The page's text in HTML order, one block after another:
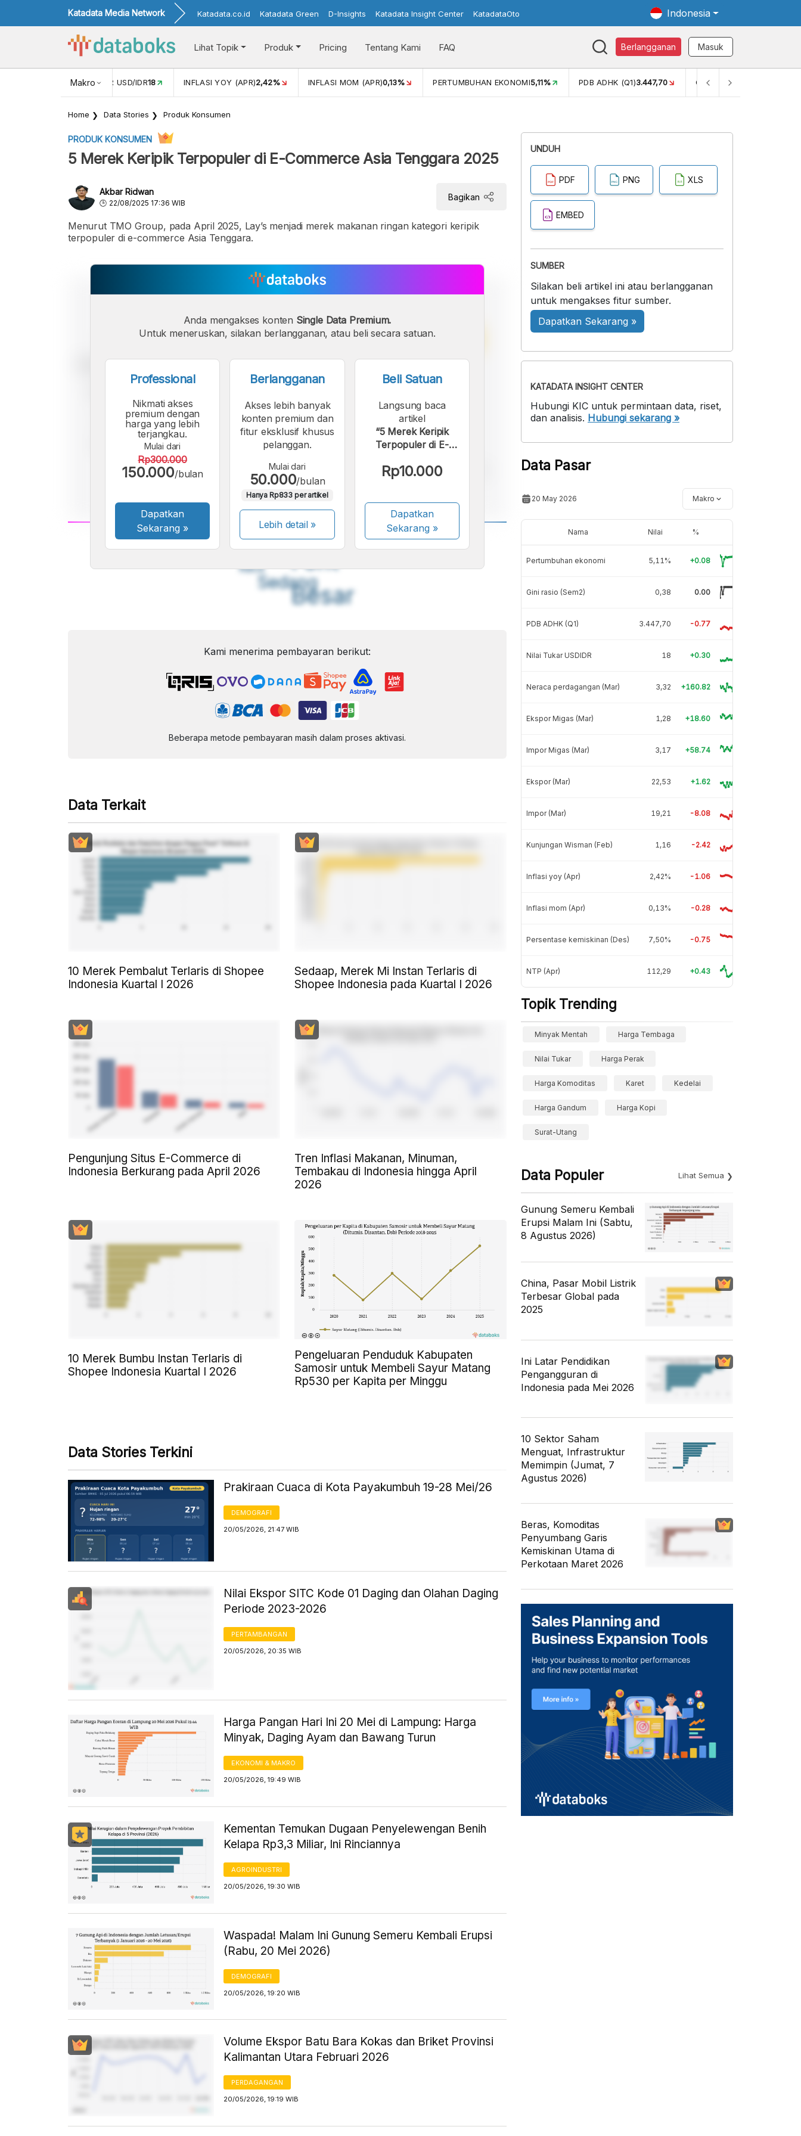
Katadata Media Network Katadata.co.id Katadata Green D-Insights Katadata Insight Center KatadataOto Indonesia
Lihat Topik Produk Pricing Tentang Kami FAQ Berlangganan Masuk
Makro
NILAI TUKAR USD/IDR18 INFLASI YOY (APR)2,42% INFLASI MOM (APR)0,13% PERTUMBUHAN EKONOMI5,11% PDB ADHK (Q1)3.447,70 GINI RASIO (SEM2)
Home Data Stories Produk Konsumen
PRODUK KONSUMEN
5 Merek Keripik Terpopuler di E-Commerce Asia Tenggara 2025
Akbar Ridwan
22/08/2025 17:36 WIB
Bagikan
Menurut TMO Group, pada April 2025, Lay’s menjadi merek makanan ringan kategori keripik
terpopuler di e-commerce Asia Tenggara.
A
Font
Kecil
A
Sedang
A
Besar
Anda mengakses konten Single Data Premium.
Untuk meneruskan, silakan berlangganan, atau beli secara satuan.
Professional
Nikmati akses
premium dengan
harga yang lebih
terjangkau.
Mulai dari
Rp300.000
150.000/bulan
Dapatkan
Sekarang »
Berlangganan
Akses lebih banyak
konten premium dan
fitur eksklusif khusus
pelanggan.
Mulai dari
50.000/bulan
Hanya Rp833 per artikel
Lebih detail »
Beli Satuan
Langsung baca
artikel
“5 Merek Keripik
Terpopuler di E-
Tenggara 2025”.
Rp10.000
Dapatkan
Sekarang»
Kami menerima pembayaran berikut:
Beberapa metode pembayaran masih dalam proses aktivasi.
Data Terkait
10 Merek Pembalut Terlaris di Shopee
Indonesia Kuartal I 2026
Sedaap, Merek Mi Instan Terlaris di
Shopee Indonesia pada Kuartal I 2026
Pengunjung Situs E-Commerce di
Indonesia Berkurang pada April 2026
Tren Inflasi Makanan, Minuman,
Tembakau di Indonesia hingga April
2026
10 Merek Bumbu Instan Terlaris di
Shopee Indonesia Kuartal I 2026
Pengeluaran Penduduk Kabupaten
Samosir untuk Membeli Sayur Matang
Rp530 per Kapita per Minggu
Data Stories Terkini
Prakiraan Cuaca di Kota Payakumbuh 19-28 Mei/26
DEMOGRAFI
20/05/2026, 21:47 WIB
Nilai Ekspor SITC Kode 01 Daging dan Olahan Daging
Periode 2023-2026
PERTAMBANGAN
20/05/2026, 20:35 WIB
Harga Pangan Hari Ini 20 Mei di Lampung: Harga
Minyak, Daging Ayam dan Bawang Turun
EKONOMI & MAKRO
20/05/2026, 19:49 WIB
Kementan Temukan Dugaan Penyelewengan Benih
Kelapa Rp3,3 Miliar, Ini Rinciannya
AGROINDUSTRI
20/05/2026, 19:30 WIB
Waspada! Malam Ini Gunung Semeru Kembali Erupsi
(Rabu, 20 Mei 2026)
DEMOGRAFI
20/05/2026, 19:20 WIB
Volume Ekspor Batu Bara Kokas dan Briket Provinsi
Kalimantan Utara Februari 2026
PERDAGANGAN
20/05/2026, 19:19 WIB
UNDUH
PDF PNG XLS
EMBED
SUMBER
Silakan beli artikel ini atau berlangganan
untuk mengakses fitur sumber.
Dapatkan Sekarang »
KATADATA INSIGHT CENTER
Hubungi KIC untuk permintaan data, riset,
dan analisis. Hubungi sekarang »
Data Pasar
20 May 2026 Makro
Nama Nilai %
Pertumbuhan ekonomi 5,11% +0.08
Gini rasio (Sem2) 0,38 0.00
PDB ADHK (Q1) 3.447,70 -0.77
Nilai Tukar USDIDR 18 +0.30
Neraca perdagangan (Mar) 3,32 +160.82
Ekspor Migas (Mar) 1,28 +18.60
Impor Migas (Mar) 3,17 +58.74
Ekspor (Mar) 22,53 +1.62
Impor (Mar) 19,21 -8.08
Kunjungan Wisman (Feb) 1,16 -2.42
Inflasi yoy (Apr) 2,42% -1.06
Inflasi mom (Apr) 0,13% -0.28
Persentase kemiskinan (Des) 7,50% -0.75
NTP (Apr) 112,29 +0.43
Topik Trending
Minyak Mentah Harga Tembaga
Nilai Tukar Harga Perak
Harga Komoditas Karet Kedelai
Harga Gandum Harga Kopi
Surat-Utang
Data Populer Lihat Semua
Gunung Semeru Kembali
Erupsi Malam Ini (Sabtu,
8 Agustus 2026)
China, Pasar Mobil Listrik
Terbesar Global pada
2025
Ini Latar Pendidikan
Pengangguran di
Indonesia pada Mei 2026
10 Sektor Saham
Menguat, Infrastruktur
Memimpin (Jumat, 7
Agustus 2026)
Beras, Komoditas
Penyumbang Garis
Kemiskinan Utama di
Perkotaan Maret 2026